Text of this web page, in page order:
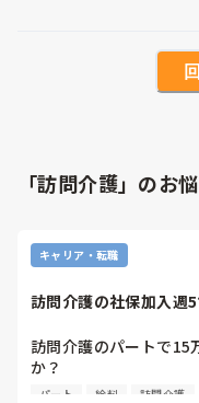
「訪問介護」のお
キャリア・転職
訪問介護の社保加入週
訪問介護のパートで15
か？
訪問介護に興味がある
パート 給料 訪問介護